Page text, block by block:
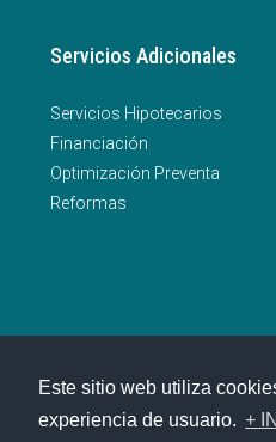
Este sitio web utiliza
experiencia de usuario. +
Servicios Adicionales
Servicios Hipotecarios
Financiación
Optimización Preventa
Reformas